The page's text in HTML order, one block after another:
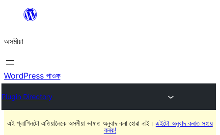
বিষয়বস্তুলৈ
যাওক
অসমীয়া
WordPress পাওক
Plugin Directory
এই প্লাগিনটো এতিয়ালৈকে অসমীয়া ভাষাত অনুবাদ কৰা হোৱা নাই। এইটো অনুবাদ কৰাত সহায়
কৰক!